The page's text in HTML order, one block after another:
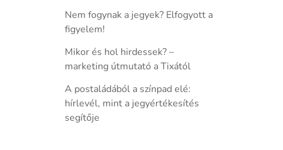
Nem fogynak a jegyek? Elfogyott a
figyelem!
Mikor és hol hirdessek? –
marketing útmutató a Tixától
A postaládából a színpad elé:
hírlevél, mint a jegyértékesítés
segítője